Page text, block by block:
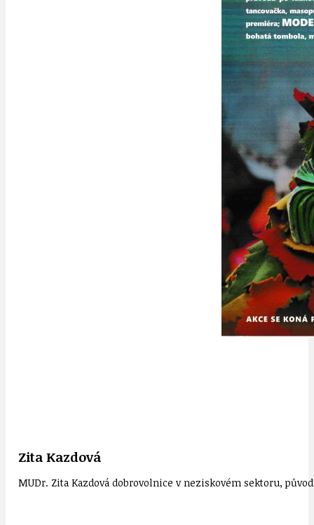
Zita Kazdová
MUDr. Zita Kazdová dobrovolnice v neziskovém sektoru,